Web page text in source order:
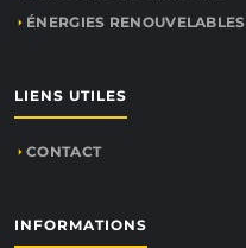
ÉNERGIES RENOUVELABLES
LIENS UTILES
CONTACT
INFORMATIONS